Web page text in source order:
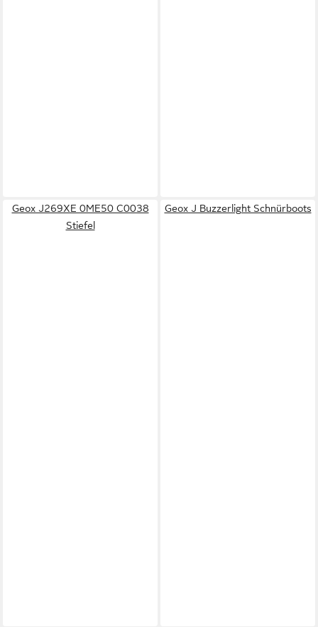
Geox J269XE 0ME50 C0038
Stiefel
Geox J Buzzerlight Schnürboots